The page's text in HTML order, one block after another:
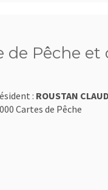
de Pêche
: ROUSTAN
Cartes de Pêche